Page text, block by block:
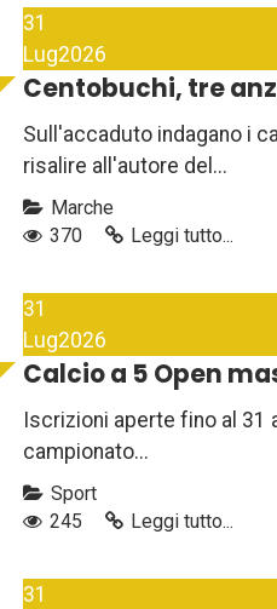
31
Lug2026
Centobuchi, tre
Sull'accaduto indagano i
risalire all'autore del...
Marche
370
Leggi tutto...
31
Lug2026
Calcio a 5 Open
Iscrizioni aperte fino al
campionato...
Sport
245
Leggi tutto...
31